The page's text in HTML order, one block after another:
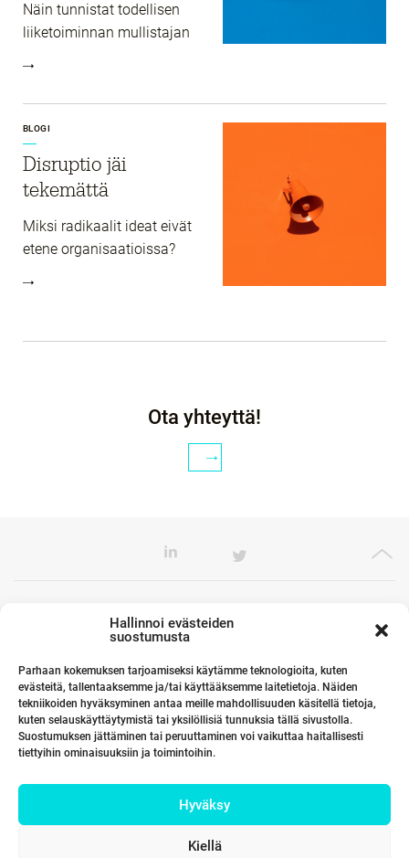
Hallinnoi evästeiden
suostumusta
Parhaan kokemuksen tarjoamiseksi käytämme teknologioita, kuten
evästeitä, tallentaaksemme ja/tai käyttääksemme laitetietoja. Näiden
tekniikoiden hyväksyminen antaa meille mahdollisuuden käsitellä tietoja,
kuten selauskäyttäytymistä tai yksilöllisiä tunnuksia tällä sivustolla.
Suostumuksen jättäminen tai peruuttaminen voi vaikuttaa haitallisesti
tiettyihin ominaisuuksiin ja toimintoihin.
Hyväksy
Kiellä
Näin tunnistat todellisen
liiketoiminnan mullistajan
BLOGI
Disruptio jäi
tekemättä
Miksi radikaalit ideat eivät
etene organisaatioissa?
Ota yhteyttä!
Toimistomme Euroopassa
Kumppanimme maailmalla